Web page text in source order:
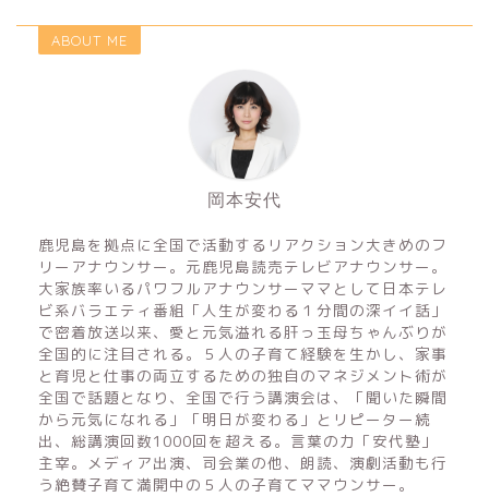
ABOUT ME
岡本安代
鹿児島を拠点に全国で活動するリアクション大きめのフ
リーアナウンサー。元鹿児島読売テレビアナウンサー。
大家族率いるパワフルアナウンサーママとして日本テレ
ビ系バラエティ番組「人生が変わる１分間の深イイ話」
で密着放送以来、愛と元気溢れる肝っ玉母ちゃんぶりが
全国的に注目される。５人の子育て経験を生かし、家事
と育児と仕事の両立するための独自のマネジメント術が
全国で話題となり、全国で行う講演会は、「聞いた瞬間
から元気になれる」「明日が変わる」とリピーター続
出、総講演回数1000回を超える。言葉の力「安代塾」
主宰。メディア出演、司会業の他、朗読、演劇活動も行
う絶賛子育て満開中の５人の子育てママウンサー。